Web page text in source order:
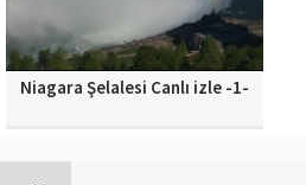
Niagara Şelalesi Canlı izle -1-